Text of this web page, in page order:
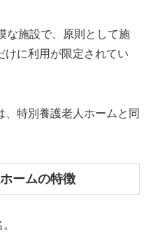
施設で、原則として施
けに利用が限定されてい
特別養護老人ホームと同
ームの特徴